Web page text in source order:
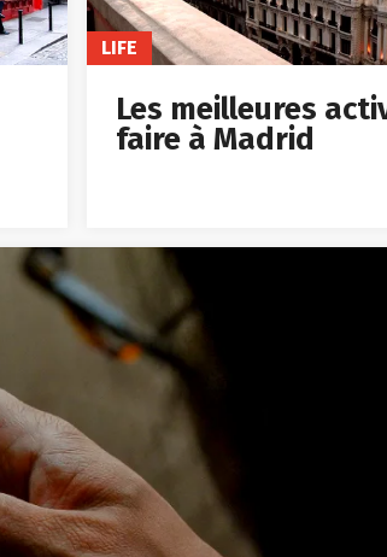
LIFE
Les meilleures
faire à Madrid